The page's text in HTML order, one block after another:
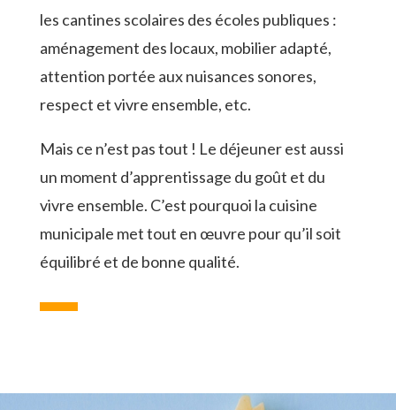
les cantines scolaires des écoles publiques :
aménagement des locaux, mobilier adapté,
attention portée aux nuisances sonores,
respect et vivre ensemble, etc.
Mais ce n’est pas tout ! Le déjeuner est aussi
un moment d’apprentissage du goût et du
vivre ensemble. C’est pourquoi la cuisine
municipale met tout en œuvre pour qu’il soit
équilibré et de bonne qualité.